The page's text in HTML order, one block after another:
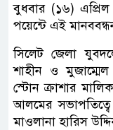
বুধবার (১৬)
পয়েন্টে এই
সিলেট জেলা
শাহীন ও
স্টোন ক্রাশার
আলমের
মাওলানা হারিস